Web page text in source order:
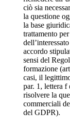
ciò sia
la questione
la base
trattamento
accordo
sensi del
formazione
casi, il
par. 1, lettera f
risolvere la
commerciali
del GDPR).